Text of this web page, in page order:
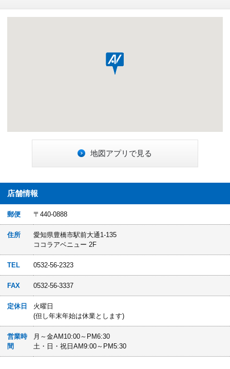
地図アプリで見る
店舗情報
郵便 〒440-0888
住所
愛知県豊橋市駅前大通1-135
ココラアベニュー 2F
TEL 0532-56-2323
FAX 0532-56-3337
定休日
火曜日
(但し年末年始は休業とします)
営業時
間
月～金AM10:00～PM6:30
土・日・祝日AM9:00～PM5:30